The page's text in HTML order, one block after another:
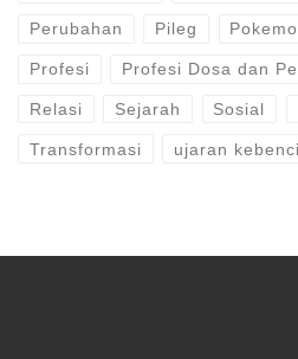
Perubahan Pileg
Profesi Profesi Dosa dan
Relasi Sejarah Sosial
Transformasi ujaran